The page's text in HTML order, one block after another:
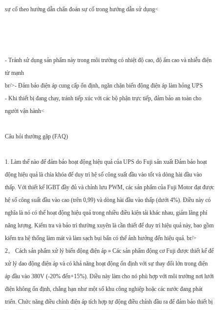
sự cố theo hướng dẫn chẩn đoán sự cố trong hướng dẫn sử dụng<
- Tránh sử dụng sản phẩm này trong môi trường có nhiệt độ cao, độ ẩm cao và nhiễu điện
từ mạnh
br/>- Đảm bảo điện áp cung cấp ổn định, ngăn chặn biến động điện áp làm hỏng UPS
- Khi thiết bị đang chạy, tránh tiếp xúc với các bộ phận trực tiếp, đảm bảo an toàn cho
người vận hành<
Câu hỏi thường gặp (FAQ)
1. Làm thế nào để đảm bảo hoạt động hiệu quả của UPS do Fuji sản xuất Đảm bảo hoạt
động hiệu quả là chìa khóa để duy trì hệ số công suất đầu vào tốt và dòng hài đầu vào
thấp. Với thiết kế IGBT đầy đủ và chỉnh lưu PWM, các sản phẩm của Fuji Motor đạt được
hệ số công suất đầu vào cao (trên 0,99) và dòng hài đầu vào thấp (dưới 4%). Điều này có
nghĩa là nó có thể hoạt động hiệu quả trong nhiều điều kiện tải khác nhau, giảm lãng phí
năng lượng. Kiểm tra và bảo trì thường xuyên là cần thiết để duy trì hiệu quả này, bao gồm
kiểm tra hệ thống làm mát và làm sạch bụi bẩn có thể ảnh hưởng đến hiệu quả. br/>
2。 Cách sản phẩm xử lý biến động điện áp » Các sản phẩm động cơ Fuji được thiết kế để
xử lý dao động điện áp và có khả năng hoạt động ổn định với sự thay đổi lớn trong điện
áp đầu vào 380V (-20% đến+15%). Điều này làm cho nó phù hợp với môi trường nơi lưới
điện không ổn định, chẳng hạn như một số khu công nghiệp hoặc các nước đang phát
triển. Chức năng điều chỉnh điện áp tích hợp tự động điều chỉnh đầu ra để đảm bảo thiết bị